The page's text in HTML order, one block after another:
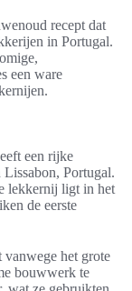
recept dat
in Portugal.
een ware
een rijke
Lissabon, Portugal.
lekkernij ligt in het
de eerste
het grote
bouwwerk te